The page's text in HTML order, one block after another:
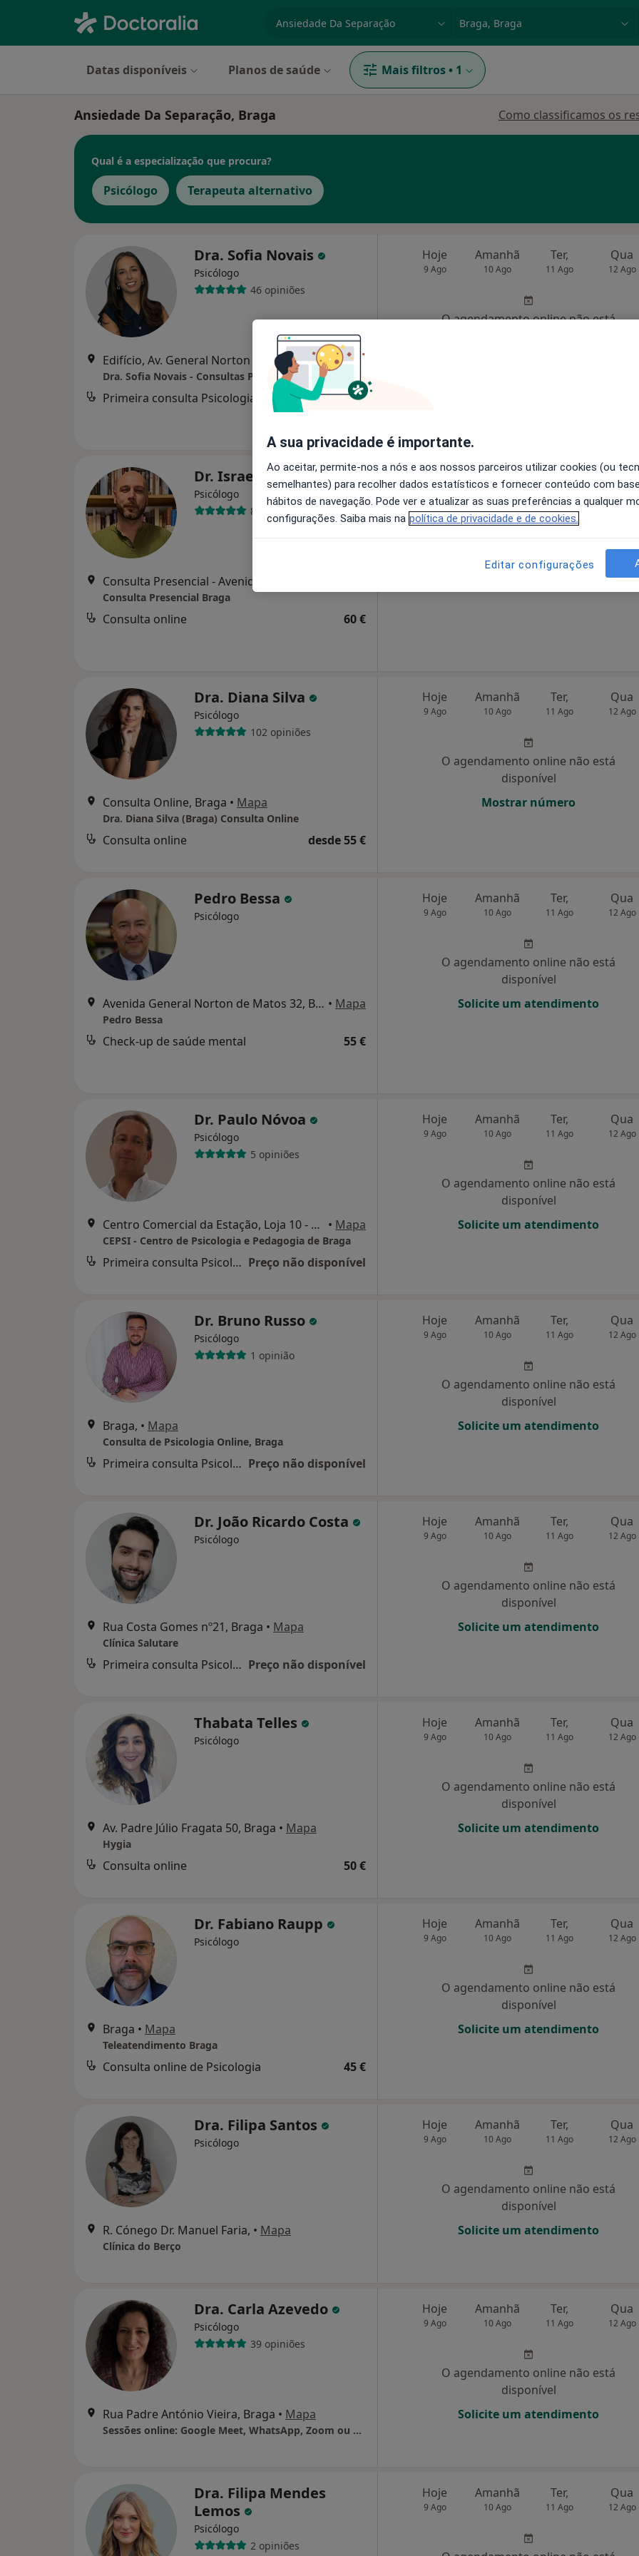
Datas disponíveis Planos de saúde Mais filtros • 1
Ansiedade Da Separação, Braga Como classificamos os
Qual é a especialização que procura?
Psicólogo Terapeuta alternativo
Dra. Sofia Novais
Psicólogo
46 opiniões
Edifício, Av. General Norton de Matos nº 35, 3º Andar Loja 3, Braga • Mapa
Dra. Sofia Novais - Consultas Psicologia Braga
Primeira consulta Psicologia desde 50 €
Hoje
9 Ago
Amanhã
10 Ago
Ter,
11 Ago
Qua
12 Ago
O agendamento online não está
Dr. Israel Guimarães
Psicólogo
87 opiniões
Consulta Presencial Braga
Consulta online 60 €
Hoje
9 Ago
Amanhã
10 Ago
Ter,
11 Ago
Qua
12 Ago
disponível
Dra. Diana Silva
Psicólogo
102 opiniões
Consulta Online, Braga • Mapa
Dra. Diana Silva (Braga) Consulta Online
Consulta online desde 55 €
Hoje
9 Ago
Amanhã
10 Ago
Ter,
11 Ago
Qua
12 Ago
O agendamento online não está
disponível
Mostrar número
Pedro Bessa
Psicólogo
Avenida General Norton de Matos 32, Braga • Mapa
Pedro Bessa
Check-up de saúde mental 55 €
Hoje
9 Ago
Amanhã
10 Ago
Ter,
11 Ago
Qua
12 Ago
O agendamento online não está
disponível
Solicite um atendimento
Dr. Paulo Nóvoa
Psicólogo
5 opiniões
Centro Comercial da Estação, Loja 10 - Largo da Estação, Braga • Mapa
CEPSI - Centro de Psicologia e Pedagogia de Braga
Primeira consulta Psicologia Preço não disponível
Hoje
9 Ago
Amanhã
10 Ago
Ter,
11 Ago
Qua
12 Ago
O agendamento online não está
disponível
Solicite um atendimento
Dr. Bruno Russo
Psicólogo
1 opinião
Braga, • Mapa
Consulta de Psicologia Online, Braga
Primeira consulta Psicologia Preço não disponível
Hoje
9 Ago
Amanhã
10 Ago
Ter,
11 Ago
Qua
12 Ago
O agendamento online não está
disponível
Solicite um atendimento
Dr. João Ricardo Costa
Psicólogo
Rua Costa Gomes nº21, Braga • Mapa
Clínica Salutare
Primeira consulta Psicologia Preço não disponível
Hoje
9 Ago
Amanhã
10 Ago
Ter,
11 Ago
Qua
12 Ago
O agendamento online não está
disponível
Solicite um atendimento
Thabata Telles
Psicólogo
Av. Padre Júlio Fragata 50, Braga • Mapa
Hygia
Consulta online 50 €
Hoje
9 Ago
Amanhã
10 Ago
Ter,
11 Ago
Qua
12 Ago
O agendamento online não está
disponível
Solicite um atendimento
Dr. Fabiano Raupp
Psicólogo
Braga • Mapa
Teleatendimento Braga
Consulta online de Psicologia 45 €
Hoje
9 Ago
Amanhã
10 Ago
Ter,
11 Ago
Qua
12 Ago
O agendamento online não está
disponível
Solicite um atendimento
Dra. Filipa Santos
Psicólogo
R. Cónego Dr. Manuel Faria, • Mapa
Clínica do Berço
Hoje
9 Ago
Amanhã
10 Ago
Ter,
11 Ago
Qua
12 Ago
O agendamento online não está
disponível
Solicite um atendimento
Dra. Carla Azevedo
Psicólogo
39 opiniões
Rua Padre António Vieira, Braga • Mapa
Sessões online: Google Meet, WhatsApp, Zoom ou Teams
Hoje
9 Ago
Amanhã
10 Ago
Ter,
11 Ago
Qua
12 Ago
O agendamento online não está
disponível
Solicite um atendimento
Dra. Filipa Mendes
Lemos
Psicólogo
2 opiniões
Hoje
9 Ago
Amanhã
10 Ago
Ter,
11 Ago
Qua
12 Ago
A sua privacidade é importante.
Ao aceitar, permite-nos a nós e aos nossos parceiros utilizar cookies (ou
semelhantes) para recolher dados estatísticos e fornecer conteúdo com
hábitos de navegação. Pode ver e atualizar as suas preferências a qualquer
configurações. Saiba mais na política de privacidade e de cookies.
Editar configurações